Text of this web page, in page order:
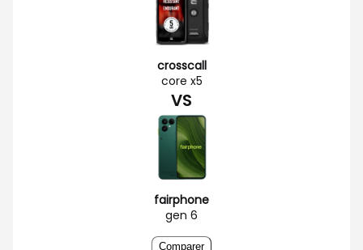
crosscall
core x5
VS
fairphone
gen 6
Comparer